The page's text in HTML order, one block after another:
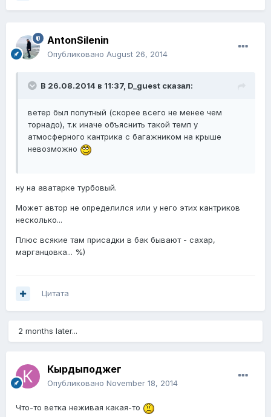
AntonSilenin
Опубликовано August 26, 2014
В 26.08.2014 в 11:37, D_guest сказал:
ветер был попутный (скорее всего не менее чем
торнадо), т.к иначе объяснить такой темп у
атмосферного кантрика с багажником на крыше
невозможно
ну на аватарке турбовый.
Может автор не определился или у него этих кантриков
несколько...
Плюс всякие там присадки в бак бывают - сахар,
марганцовка... %)
Цитата
2 months later...
Кырдыподжег
Опубликовано November 18, 2014
Что-то ветка неживая какая-то